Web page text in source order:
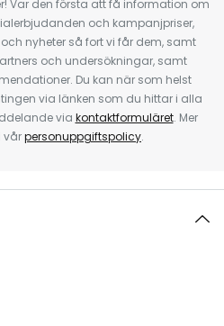
Var den första att få information om
och kampanjpriser,
nyheter så fort vi får dem, samt
och undersökningar, samt
Du kan när som helst
via länken som du hittar i alla
via kontaktformuläret. Mer
vårpersonuppgiftspolicy.